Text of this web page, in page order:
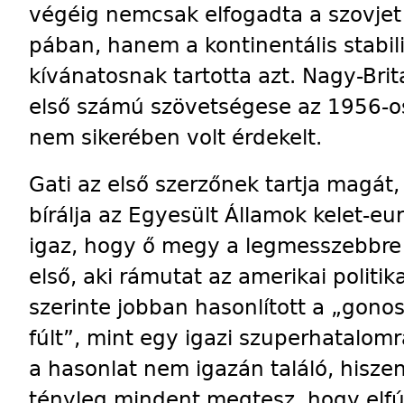
végéig nemcsak elfogadta a
pában, hanem a kontinentális
kívánatosnak tartotta azt. Nagy-
első számú szövetségese az 1956-
nem sikerében volt érdekelt.
Gati az első szerzőnek tartja
bírálja az Egyesült Államok kelet-
igaz, hogy ő megy a
első, aki rámutat az amerikai
szerinte jobban hasonlított a
fúlt”, mint egy igazi
a hasonlat nem igazán találó,